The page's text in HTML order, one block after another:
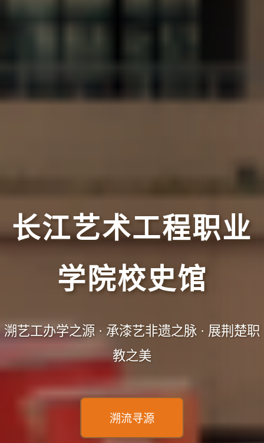
长江艺术工程职业
学院校史馆
溯艺工办学之源 · 承漆艺非遗之脉 · 展荆楚职
教之美
溯流寻源